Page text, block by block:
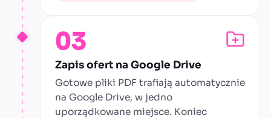
03
Zapis ofert na Google Drive
Gotowe pliki PDF trafiają automatycznie
na Google Drive, w jedno
uporządkowane miejsce. Koniec